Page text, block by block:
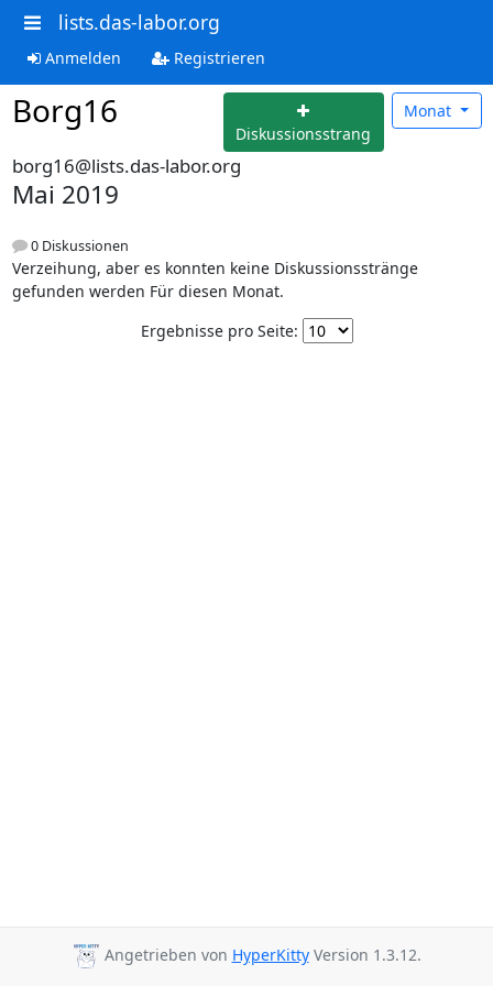
lists.das-labor.org
Anmelden Registrieren
Borg16
Diskussionsstrang
Monat
borg16@lists.das-labor.org
Mai 2019
0 Diskussionen
Verzeihung, aber es konnten keine Diskussionsstränge
gefunden werden Für diesen Monat.
Ergebnisse pro Seite:
Angetrieben von HyperKittyVersion 1.3.12.